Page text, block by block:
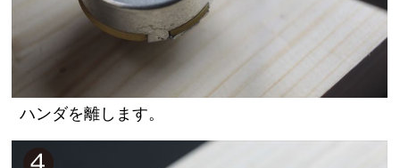
ハンダを離します。